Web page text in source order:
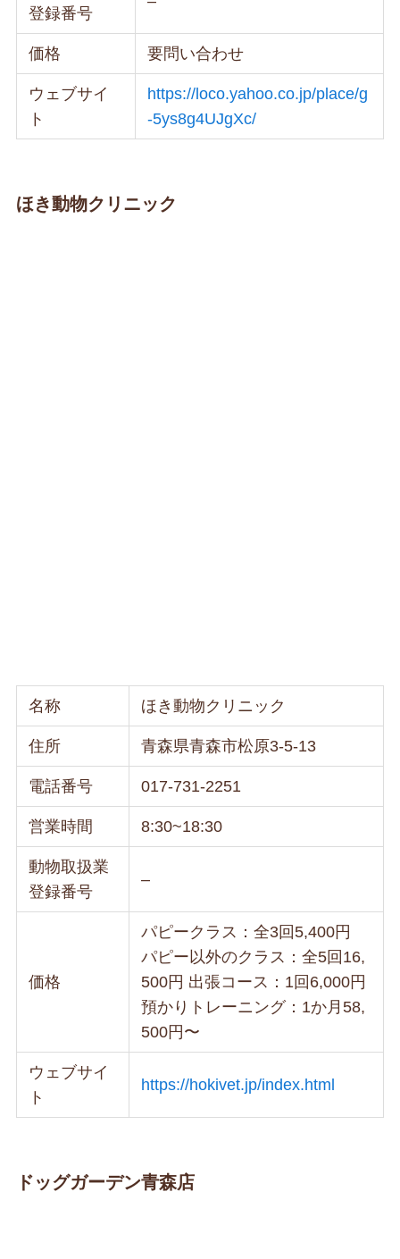
登録番号
価格 要問い合わせ
ウェブサイ
ト
https://loco.yahoo.co.jp/place/g
-5ys8g4UJgXc/
ほき動物クリニック
名称 ほき動物クリニック
住所 青森県青森市松原3-5-13
電話番号 017-731-2251
営業時間 8:30~18:30
動物取扱業
登録番号
–
価格
パピークラス：全3回5,400円
パピー以外のクラス：全5回16,
500円 出張コース：1回6,000円
預かりトレーニング：1か月58,
500円〜
ウェブサイ
ト
https://hokivet.jp/index.html
ドッグガーデン青森店